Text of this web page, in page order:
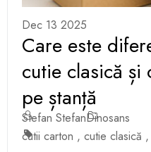
Dec 13 2025
Care este
cutie clasică și
pe ștanță
Stefan StefanDinosans
cutii carton , cutie clasică ,